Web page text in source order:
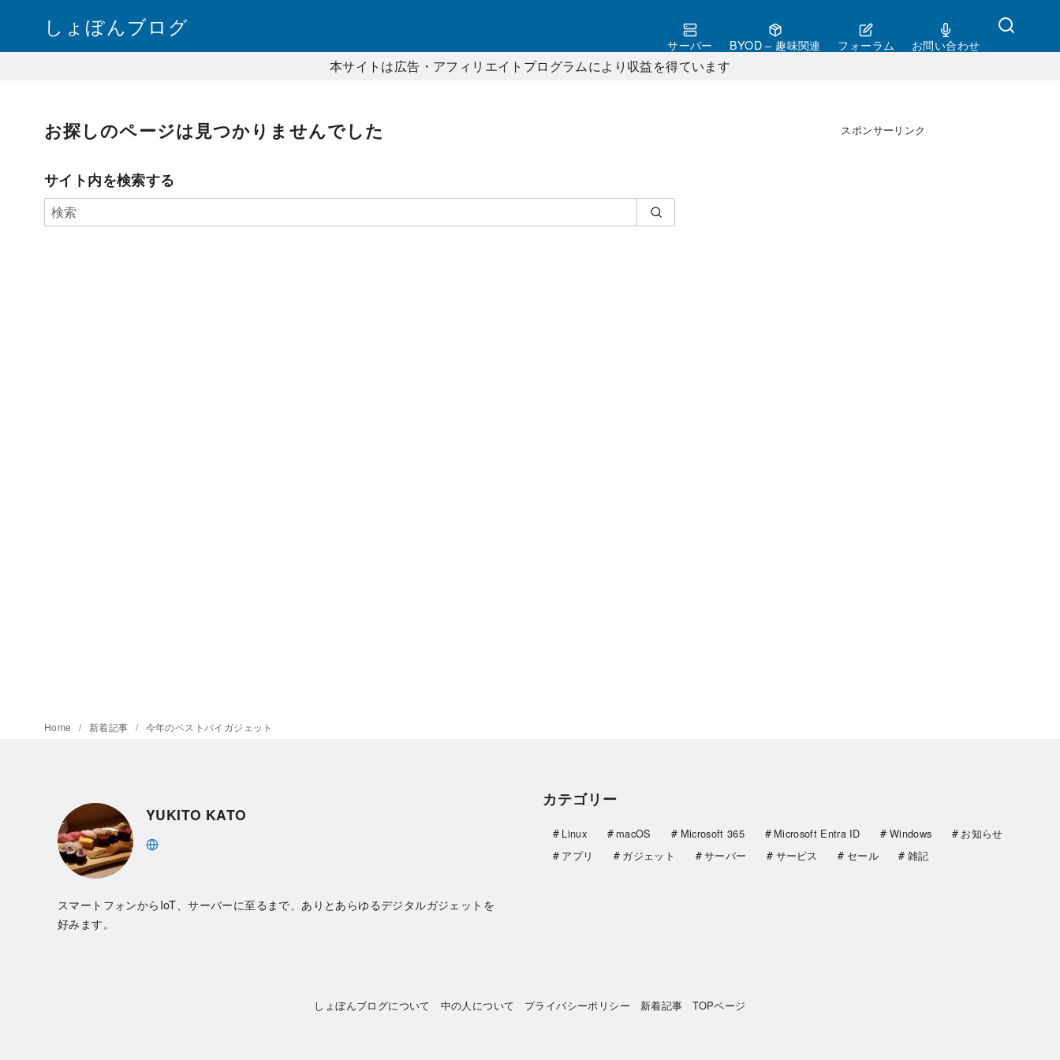
テ
しょぼんブログ
サーバー BYOD – 趣味関連 フォーラム お問い合わせ
本サイトは広告・アフィリエイトプログラムにより収益を得ています
お探しのページは見つかりませんでした
サイト内を検索する
スポンサーリンク
Home 新着記事 今年のベストバイガジェット
YUKITO KATO
スマートフォンからIoT、サーバーに至るまで、ありとあらゆるデジタルガジェットを
好みます。
カテゴリー
Linux macOS Microsoft 365 Microsoft Entra ID Windows
お知らせ
アプリ
ガジェット サーバー サービス セール 雑記
しょぼんブログについて 中の人について プライバシーポリシー 新着記事 TOPページ